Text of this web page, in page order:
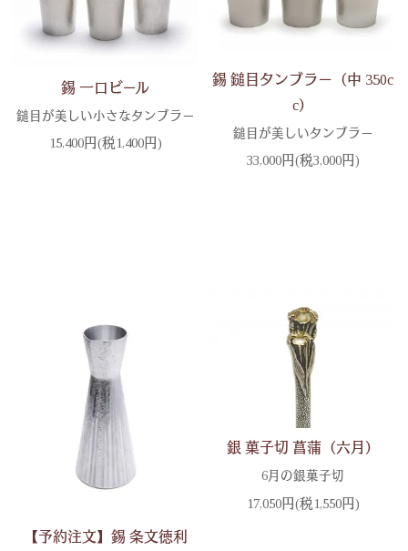
錫 一口ビール
鎚目が美しい小さなタンブラー
15,400円(税1,400円)
錫 鎚目タンブラー（中 350c
c）
鎚目が美しいタンブラー
33,000円(税3,000円)
【予約注文】錫 条文徳利
銀 菓子切 菖蒲（六月）
6月の銀菓子切
17,050円(税1,550円)